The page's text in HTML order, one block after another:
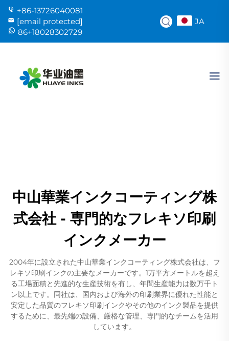
+86-13726040081
[email protected]
86+18028302729
JA
中山華業インクコーティング株
式会社 - 専門的なフレキソ印刷
インクメーカー
2004年に設立された中山華業インクコーティング株式会社は、フ
レキソ印刷インクの主要なメーカーです。1万平方メートルを超え
る工場面積と先進的な生産技術を有し、年間生産能力は数万千ト
ン以上です。同社は、国内および海外の印刷業界に優れた性能と
安定した品質のフレキソ印刷インクやその他のインク製品を提供
するために、最先端の設備、厳格な管理、専門的なチームを活用
しています。